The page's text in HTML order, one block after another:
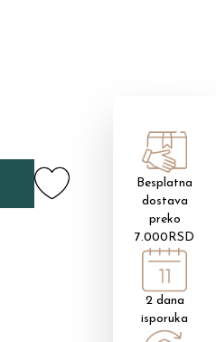
Besplatna
dostava
preko
7.000RSD
2 dana
isporuka